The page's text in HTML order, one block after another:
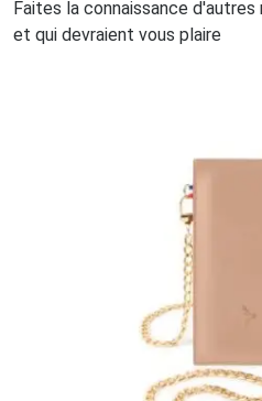
Faites la connaissance d'autres
et qui devraient vous plaire